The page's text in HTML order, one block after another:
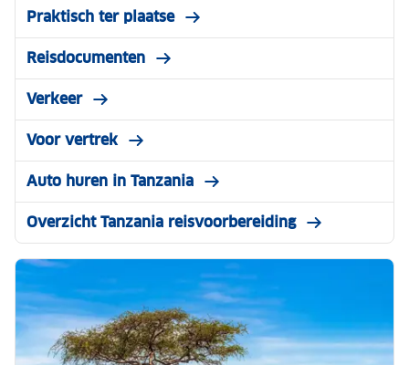
Praktisch ter plaatse
Reisdocumenten
Verkeer
Voor vertrek
Auto huren in Tanzania
Overzicht Tanzania reisvoorbereiding